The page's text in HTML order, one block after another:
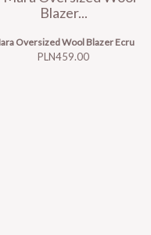
Oversized Wool Blazer Ecru
Price
PLN459.00